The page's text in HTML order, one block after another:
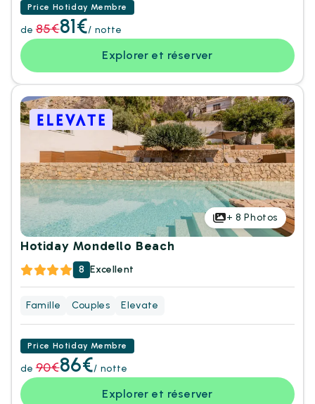
Price Hotiday Membre
de 85€81€/ notte
Explorer et réserver
+8 Photos
Hotiday Mondello Beach
8 Excellent
Famille Couples Elevate
Price Hotiday Membre
de 90€86€/ notte
Explorer et réserver